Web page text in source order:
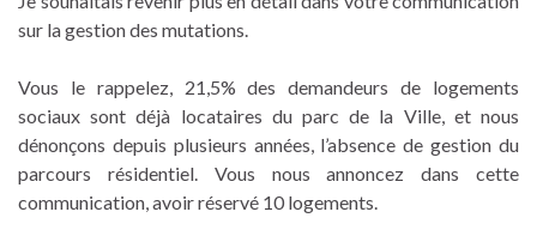
sur la gestion des mutations.
Vous le rappelez, 21,5% des demandeurs de logements
sociaux sont déjà locataires du parc de la Ville, et nous
dénonçons depuis plusieurs années, l’absence de gestion du
parcours résidentiel. Vous nous annoncez dans cette
communication, avoir réservé 10 logements.